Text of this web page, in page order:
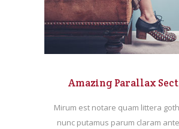
Amazing Parallax
Mirum est notare quam littera
nunc putamus parum claram